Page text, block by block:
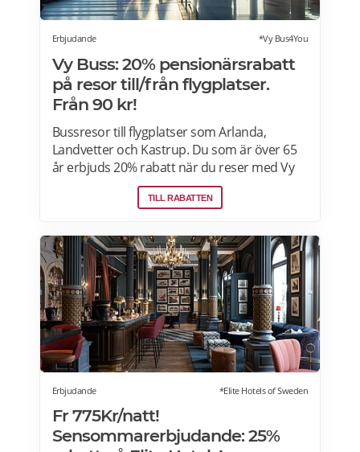
Erbjudande *Vy Bus4You
Vy Buss: 20% pensionärsrabatt
på resor till/från flygplatser.
Från 90 kr!
Bussresor till flygplatser som Arlanda,
Landvetter och Kastrup. Du som är över 65
år erbjuds 20% rabatt när du reser med Vy
Bus4You och Vy express. Välj kategori senior
i samband med biljettbokning och biljetten
baserat på priset för vuxenbiljetter. Vid köp
av rabatterad resa ska ålder kunna styrkas
med giltig legitimation. Läs mer om
pensionärsrabatter hos VY här.
TILL RABATTEN
Erbjudande *Elite Hotels of Sweden
Fr 775Kr/natt!
Sensommarerbjudande: 25%